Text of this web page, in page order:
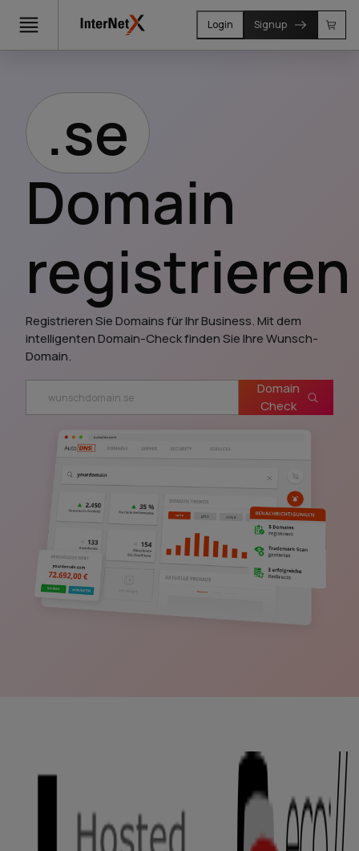
Login Signup
.se
Domain
registrieren
Registrieren Sie Domains für Ihr Business. Mit dem
intelligenten Domain-Check finden Sie Ihre Wunsch-
Domain.
Domain
Check